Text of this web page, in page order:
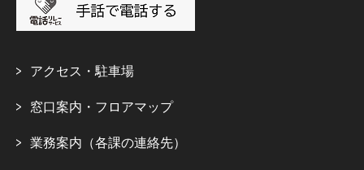
アクセス・駐車場
窓口案内・フロアマップ
業務案内（各課の連絡先）